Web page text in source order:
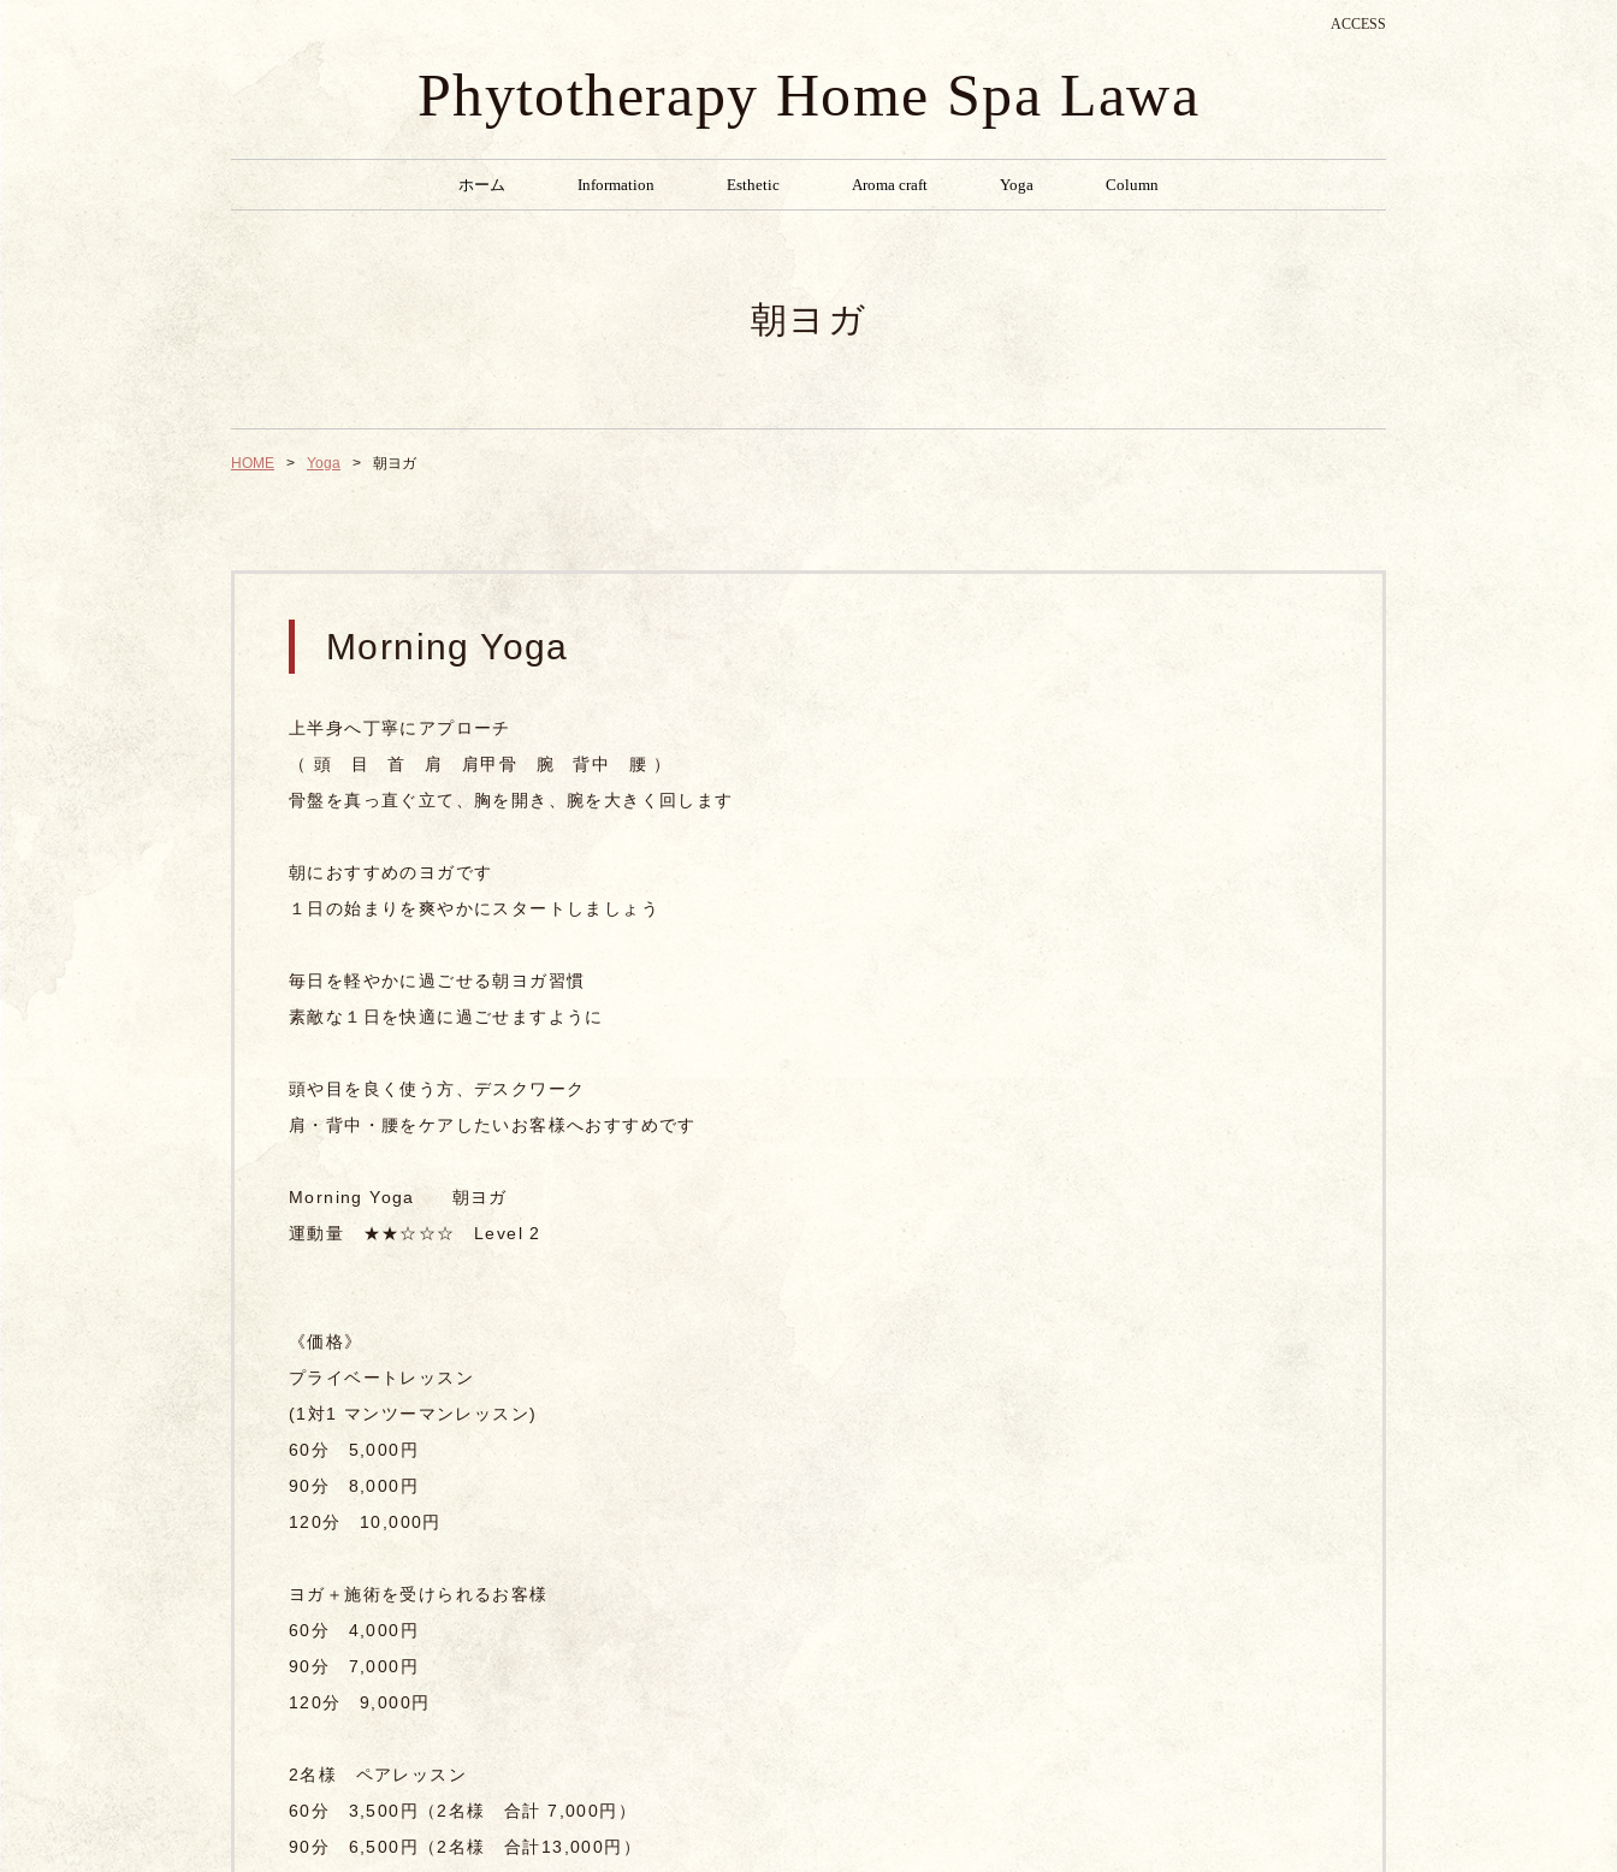
ACCESS
Phytotherapy Home Spa Lawa
ホーム Information Esthetic Aroma craft Yoga Column
朝ヨガ
HOME Yoga 朝ヨガ
Morning Yoga
上半身へ丁寧にアプローチ
（ 頭 目
首 肩 肩甲骨 腕 背中 腰 ）
骨盤を真っ直ぐ立て、胸を開き、腕を大きく回します
朝におすすめのヨガです
１日の始まりを爽やかにスタートしましょう
毎日を軽やかに過ごせる朝ヨガ習慣
素敵な１日を快適に過ごせますように
頭や目を良く使う方、デスクワーク
肩・背中・腰をケアしたいお客様へおすすめです
Morning Yoga 朝ヨガ
運動量
★★☆☆☆ Level 2
《価格》
プライベートレッスン
(1対1 マンツーマンレッスン)
60分 5,000円
90分 8,000円
120分 10,000円
ヨガ＋施術を受けられるお客様
60分 4,000円
90分 7,000円
120分 9,000円
2名様 ペアレッスン
60分 3,500円（2名様 合計 7,000円）
90分 6,500円
（2名様 合計13,000円 ）